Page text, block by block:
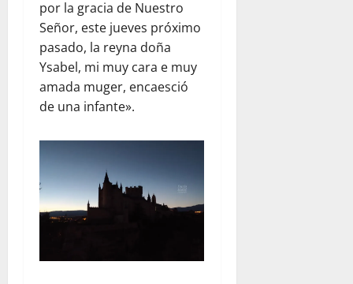
por la gracia de Nuestro
Señor, este jueves próximo
pasado, la reyna doña
Ysabel, mi muy cara e muy
amada muger, encaesció
de una infante».